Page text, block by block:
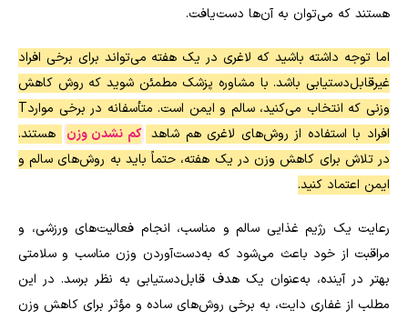
هستند که می‌توان به آن‌ها دست‌یافت.
اما توجه داشته باشید که لاغری در یک هفته می‌تواند برای برخی افراد
غیرقابل‌دستیابی باشد. با مشاوره پزشک مطمئن شوید که روش کاهش
وزنی که انتخاب می‌کنید، سالم و ایمن است. متأسفانه در برخی مواردT
افراد با استفاده از روش‌های لاغری هم شاهد کم نشدن وزن
هستند.
در تلاش برای کاهش وزن در یک هفته، حتماً باید به روش‌های سالم و
ایمن اعتماد کنید.
رعایت یک رژیم غذایی سالم و مناسب، انجام فعالیت‌های ورزشی، و
مراقبت از خود باعث می‌شود که به‌دست‌آوردن وزن مناسب و سلامتی
بهتر در آینده، به‌عنوان یک هدف قابل‌دستیابی به نظر برسد. در این
مطلب از غفاری دایت، به برخی روش‌های ساده و مؤثر برای کاهش وزن